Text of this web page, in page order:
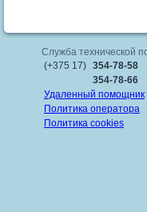
Служба технической
(+375 17) 354-78-58
354-78-66
Удаленный помощник
Политика оператора
Политика cookies